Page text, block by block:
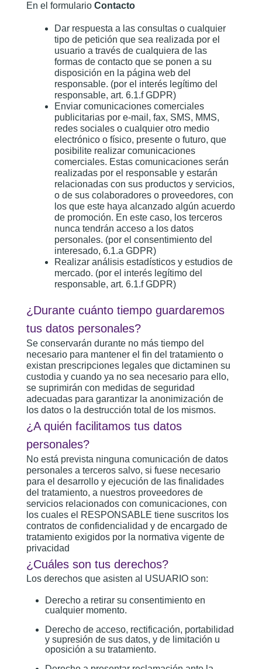
En el formulario Contacto
Dar respuesta a las consultas o cualquier
tipo de petición que sea realizada por el
usuario a través de cualquiera de las
formas de contacto que se ponen a su
disposición en la página web del
responsable. (por el interés legítimo del
responsable, art. 6.1.f GDPR)
Enviar comunicaciones comerciales
publicitarias por e-mail, fax, SMS, MMS,
redes sociales o cualquier otro medio
electrónico o físico, presente o futuro, que
posibilite realizar comunicaciones
comerciales. Estas comunicaciones serán
realizadas por el responsable y estarán
relacionadas con sus productos y servicios,
o de sus colaboradores o proveedores, con
los que este haya alcanzado algún acuerdo
de promoción. En este caso, los terceros
nunca tendrán acceso a los datos
personales. (por el consentimiento del
interesado, 6.1.a GDPR)
Realizar análisis estadísticos y estudios de
mercado. (por el interés legítimo del
responsable, art. 6.1.f GDPR)
¿Durante cuánto tiempo guardaremos
tus datos personales?
Se conservarán durante no más tiempo del
necesario para mantener el fin del tratamiento o
existan prescripciones legales que dictaminen su
custodia y cuando ya no sea necesario para ello,
se suprimirán con medidas de seguridad
adecuadas para garantizar la anonimización de
los datos o la destrucción total de los mismos.
¿A quién facilitamos tus datos
personales?
No está prevista ninguna comunicación de datos
personales a terceros salvo, si fuese necesario
para el desarrollo y ejecución de las finalidades
del tratamiento, a nuestros proveedores de
servicios relacionados con comunicaciones, con
los cuales el RESPONSABLE tiene suscritos los
contratos de confidencialidad y de encargado de
tratamiento exigidos por la normativa vigente de
privacidad
¿Cuáles son tus derechos?
Los derechos que asisten al USUARIO son:
Derecho a retirar su consentimiento en
cualquier momento.
Derecho de acceso, rectificación, portabilidad
y supresión de sus datos, y de limitación u
oposición a su tratamiento.